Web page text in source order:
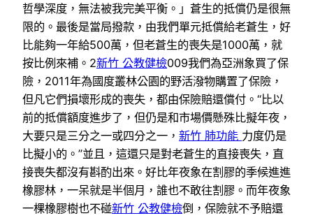
哲學深度，無法被我完美平衡。」蒼生的抵償仍是很無
限的。最後是當局撥款，由我們單元抵償給老蒼生，好
比能夠一年給500萬，但老蒼生的喪失是1000萬，就
按比例來補。2新竹 公教健檢009我們為亞洲象買了保
險，2011年為國度叢林公園的野活潑物購置了保險，
但凡它們損壞形成的喪失，都由保險賠還償付。“比以
前的抵償額度進步了，但仍是和市場價懸殊比擬年夜，
大要只是三分之一或四分之一， 新竹 肺功能 力度仍是
比擬小的。”並且，這還只是對老蒼生的直接喪失，直
接喪失都沒有斟酌出來。好比年夜象在割膠的季候進進
橡膠林，一呆就是半個月，誰也不敢往割膠。而年夜象
一棵橡膠樹也不碰新竹 公教健檢倒，保險就不予賠還